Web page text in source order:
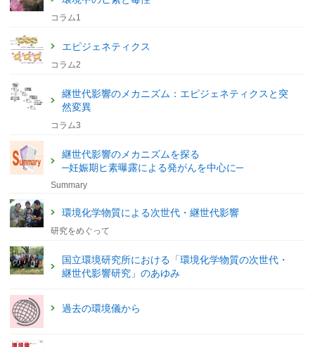
コラム1
エピジェネティクス
コラム2
継世代影響のメカニズム：エピジェネティクスと突
然変異
コラム3
継世代影響のメカニズムを探る
─妊娠期ヒ素曝露による発がんを中心に─
Summary
環境化学物質による次世代・継世代影響
研究をめぐって
国立環境研究所における「環境化学物質の次世代・
継世代影響研究」のあゆみ
過去の環境儀から